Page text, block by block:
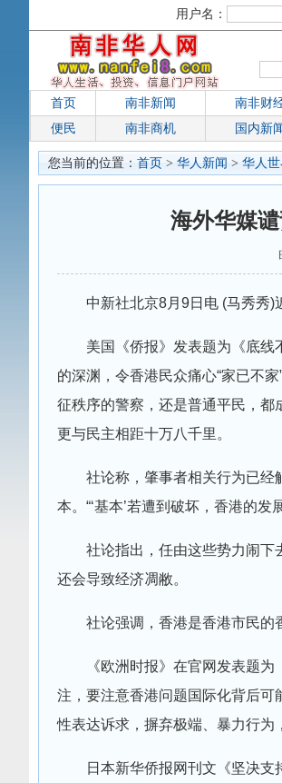
用户名：
首页 南非新闻 南非财
便民
南非商机 国内新
您当前的位置： 首页 > 华人新闻 > 华人世
海外华媒
中新社北京8月9日电 (马秀秀)
美国《侨报》发表题为《底
的深渊，令香港民众痛心“家已不
征秩序的警察，还是普通平民，都
更与民主相距十万八千里。
社论称，肇事者相关行为已经
本。“‘基本’若遭到破坏，香港的发
社论指出，任由这些势力闹下
还会导致经济凋敝。
社论强调，香港是香港市民的
《欧洲时报》在官网发表题
注，要注意香港问题国际化背后可
性表达诉求，摒弃极端、暴力行为
日本新华侨报网刊文《坚决支